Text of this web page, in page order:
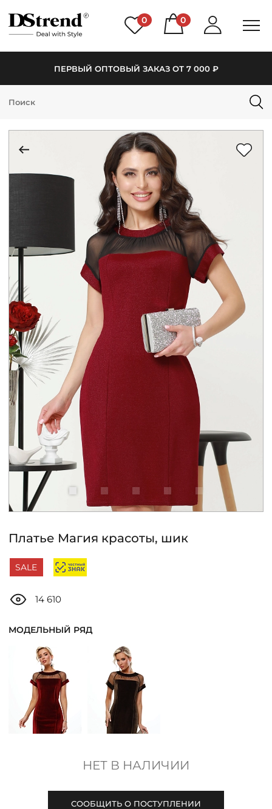
0 0
ПЕРВЫЙ ОПТОВЫЙ ЗАКАЗ ОТ 7 000 ₽
КАТАЛОГ
НОВИНКИ
PREMIUM
РАСПРОДАЖА
АКЦИИ
КОНТАКТЫ
ЖУРНАЛ
О НАС
СКИДКИ
ЧАСТО ЗАДАВАЕМЫЕ ВОПРОСЫ
ОПТОВЫМ ПОКУПАТЕЛЯМ
РОЗНИЧНЫМ ПОКУПАТЕЛЯМ
МОСКВА
+7 (800) 511-35-10
Платье Магия красоты, шик
SALE
14 610
МОДЕЛЬНЫЙ РЯД
НЕТ В НАЛИЧИИ
СООБЩИТЬ О ПОСТУПЛЕНИИ